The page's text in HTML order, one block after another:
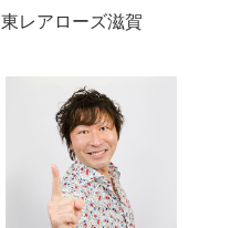
東レアローズ滋賀